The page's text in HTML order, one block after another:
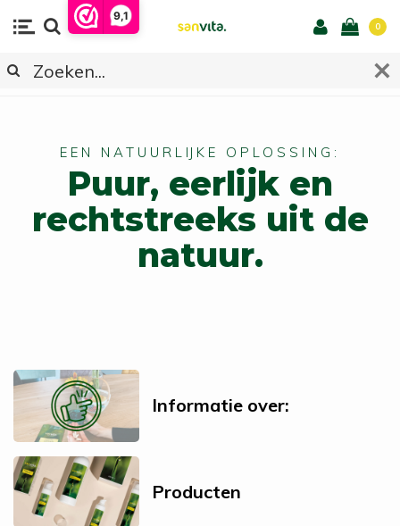
9,1
0
EEN NATUURLIJKE OPLOSSING:
Puur, eerlijk en
rechtstreeks uit de
natuur.
Informatie over:
Producten